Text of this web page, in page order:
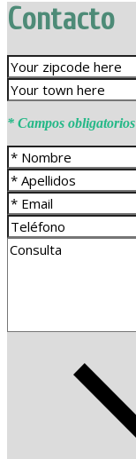
Contacto
* Campos obligatorios